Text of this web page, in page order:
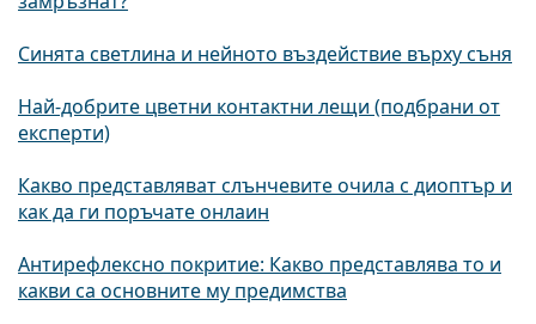
Синята светлина и нейното въздействие върху съня
Най-добрите цветни контактни лещи (подбрани от
експерти)
Какво представляват слънчевите очила с диоптър и
как да ги поръчате онлаин
Антирефлексно покритие: Какво представлява то и
какви са основните му предимства